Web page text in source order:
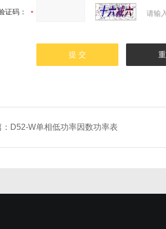
证码： 请输
D52-W单相低功率因数功率表